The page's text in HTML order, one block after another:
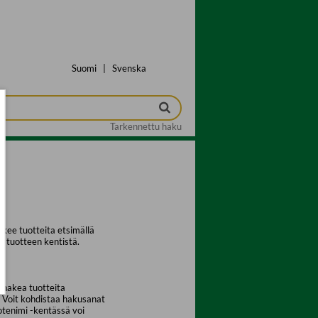
Suomi Svenska
Tarkennettu haku
tuotteita etsimällä
tuotteen kentistä.
hakea tuotteita
kohdistaa hakusanat
-kentässä voi